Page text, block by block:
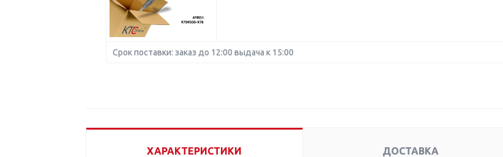
Срок поставки: заказ до 12:00 выдача к 15:00
ХАРАКТЕРИСТИКИ ДОСТАВКА